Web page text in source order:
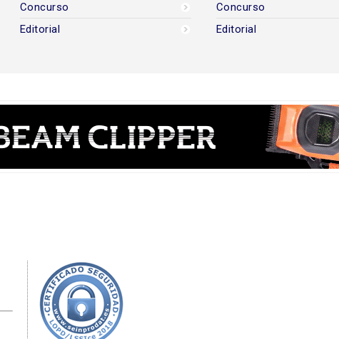
Concurso
Editorial
Concurso
Editorial